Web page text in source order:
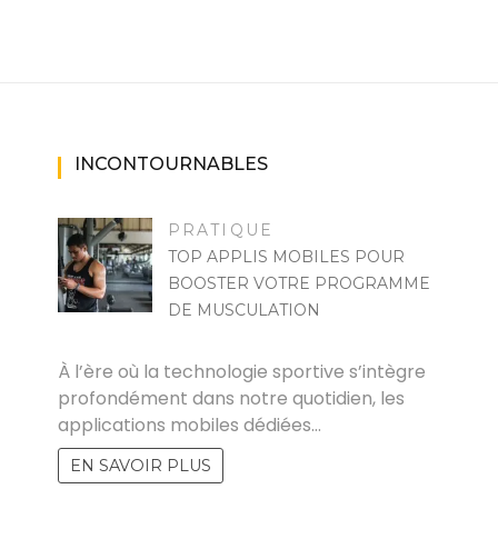
INCONTOURNABLES
PRATIQUE
TOP APPLIS MOBILES POUR
BOOSTER VOTRE PROGRAMME
DE MUSCULATION
À l’ère où la technologie sportive s’intègre
profondément dans notre quotidien, les
applications mobiles dédiées…
EN SAVOIR PLUS